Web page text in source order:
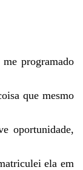
programado
que mesmo
oportunidade,
ela em